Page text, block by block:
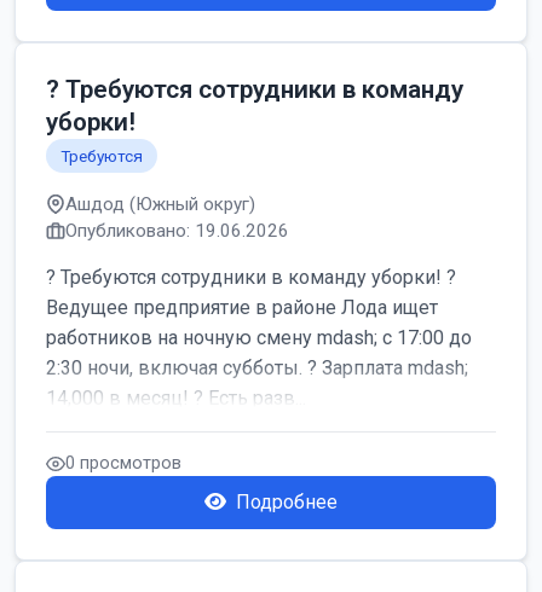
? Требуются сотрудники в команду
уборки!
Требуются
Ашдод (Южный округ)
Опубликовано: 19.06.2026
? Требуются сотрудники в команду уборки! ?
Ведущее предприятие в районе Лода ищет
работников на ночную смену mdash; с 17:00 до
2:30 ночи, включая субботы. ? Зарплата mdash;
14,000 в месяц! ? Есть разв...
0 просмотров
Подробнее